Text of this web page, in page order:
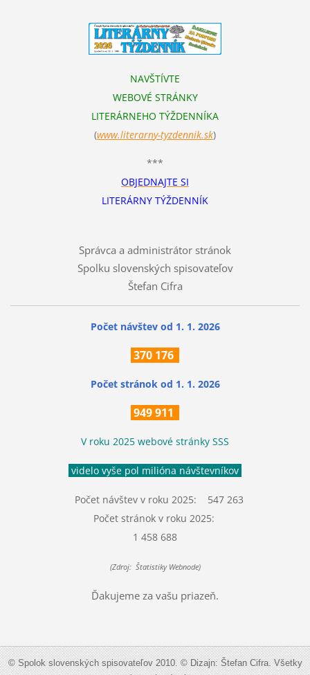
NAVŠTÍVTE
WEBOVÉ STRÁNKY
LITERÁRNEHO TÝŽDENNÍKA
(www.literarny-tyzdennik.sk)
***
OBJEDNAJTE SI
LITERÁRNY TÝŽDENNÍK
Správca a administrátor stránok
Spolku slovenských spisovateľov
Štefan Cifra
Počet návštev od 1. 1. 2026
370 176
Počet stránok od 1. 1. 2026
949 911
V roku 2025 webové stránky SSS
videlo vyše pol milióna návštevníkov
Počet návštev v roku 2025: 547 263
Počet stránok v roku 2025:
1 458 688
(Zdroj: Štatistiky Webnode)
Ďakujeme za vašu priazeň.
© Spolok slovenských spisovateľov 2010. © Dizajn: Štefan Cifra. Všetky